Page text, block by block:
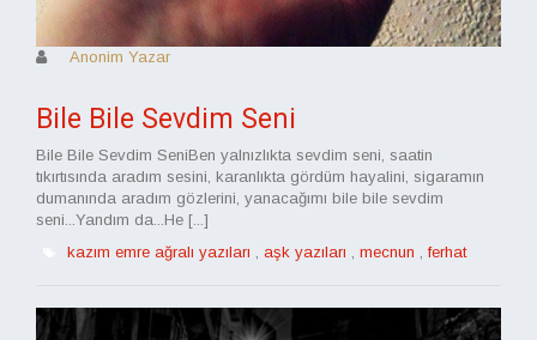
Anonim Yazar
Bile Bile Sevdim Seni
Bile Bile Sevdim SeniBen yalnızlıkta sevdim seni, saatin
tıkırtısında aradım sesini, karanlıkta gördüm hayalini, sigaramın
dumanında aradım gözlerini, yanacağımı bile bile sevdim
seni...Yandım da...He [...]
kazım emre ağralı yazıları , aşk yazıları , mecnun ,ferhat